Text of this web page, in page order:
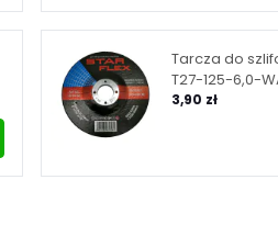
Tarcza do
T27-125-6,0-
3,90 zł